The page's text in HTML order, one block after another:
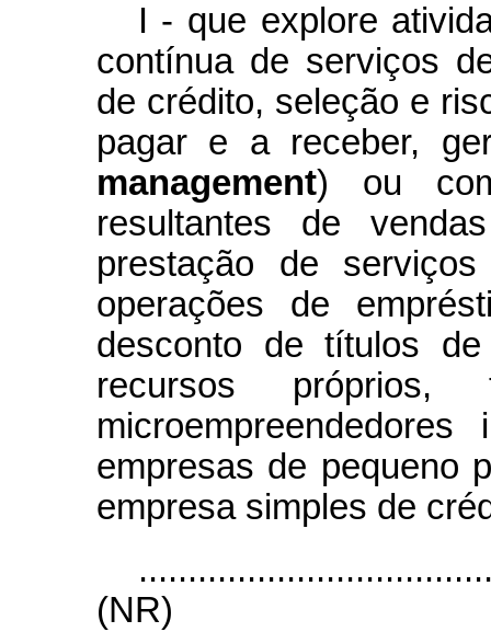
I - que explore
contínua de serviços
de crédito, seleção e
pagar e a receber,
management) ou
resultantes de
prestação de
operações de
desconto de títulos
recursos próprios,
empresas de pequeno
empresa simples de
(NR)